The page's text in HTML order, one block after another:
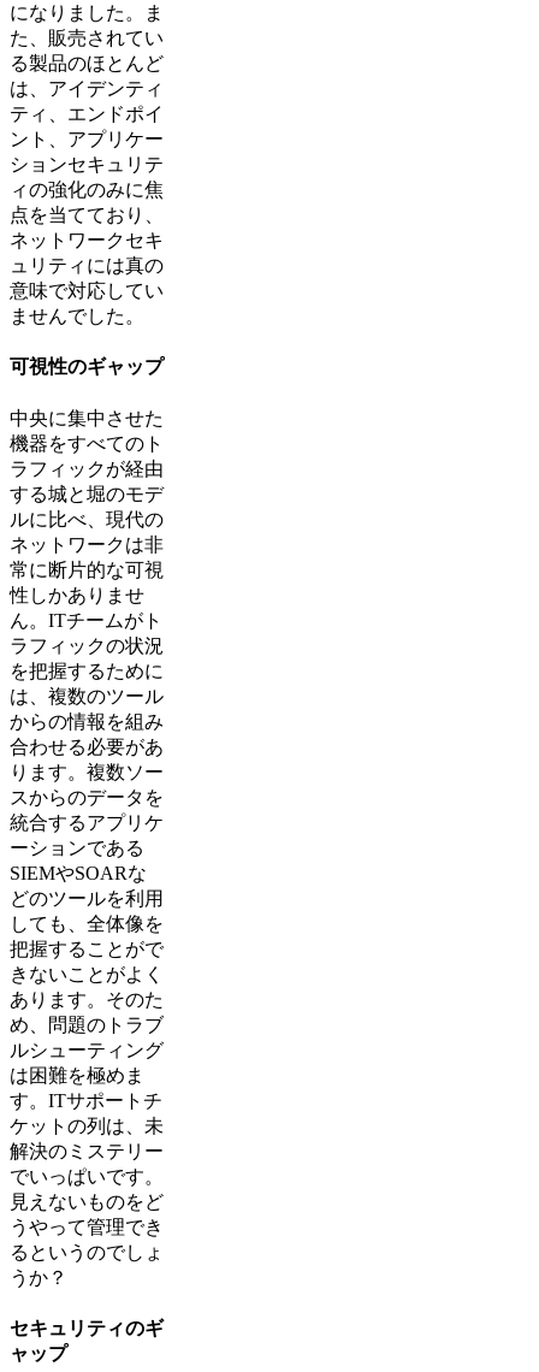
になりました。ま
た、販売されてい
る製品のほとんど
は、アイデンティ
ティ、エンドポイ
ント、アプリケー
ションセキュリテ
ィの強化のみに焦
点を当てており、
ネットワークセキ
ュリティには真の
意味で対応してい
ませんでした。
可視性のギャップ
中央に集中させた
機器をすべてのト
ラフィックが経由
する城と堀のモデ
ルに比べ、現代の
ネットワークは非
常に断片的な可視
性しかありませ
ん。ITチームがト
ラフィックの状況
を把握するために
は、複数のツール
からの情報を組み
合わせる必要があ
ります。複数ソー
スからのデータを
統合するアプリケ
ーションである
SIEMやSOARな
どのツールを利用
しても、全体像を
把握することがで
きないことがよく
あります。そのた
め、問題のトラブ
ルシューティング
は困難を極めま
す。ITサポートチ
ケットの列は、未
解決のミステリー
でいっぱいです。
見えないものをど
うやって管理でき
るというのでしょ
うか？
セキュリティのギ
ャップ